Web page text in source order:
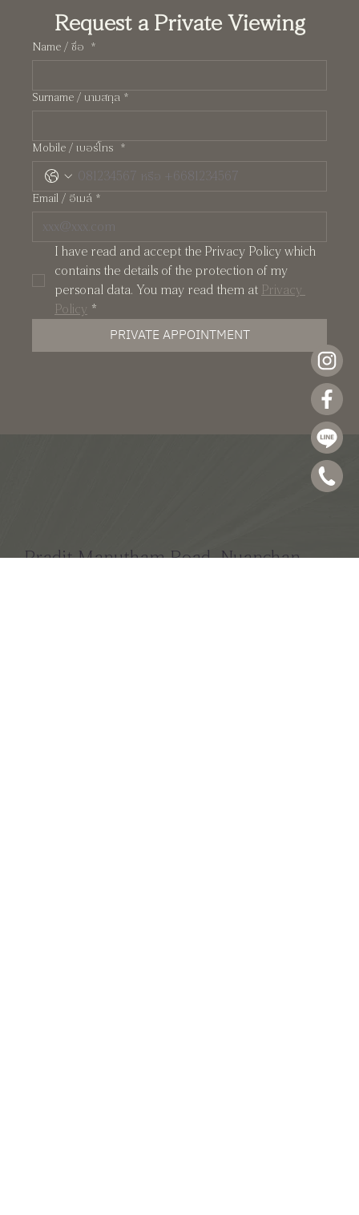
Pearl บ้านสองชั้นกลิ่นอาย Manhattan ความสง่า
Request a Private Viewing
Name / ชื่อ *
Surname / นามสกุล *
Mobile / เบอร์โทร *
Email / อีเมล์ *
I have read and accept the Privacy Policy which
contains the details of the protection of my
personal data. You may read them at Privacy
Policy *
PRIVATE APPOINTMENT
Pradit Manutham Road, Nuanchan,